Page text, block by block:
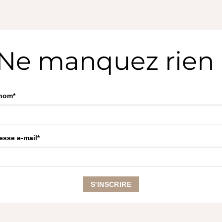
manquez rien
e-mail*